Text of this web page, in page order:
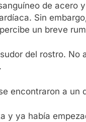
de acero
Sin
un breve
del rostro. No
encontraron a un
y ya había